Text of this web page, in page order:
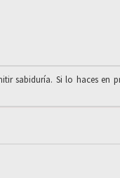
sabiduría. Si lo haces en